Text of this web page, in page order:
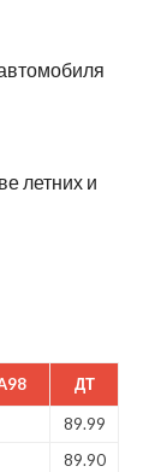
летних и
ДТ
89.99
89.90